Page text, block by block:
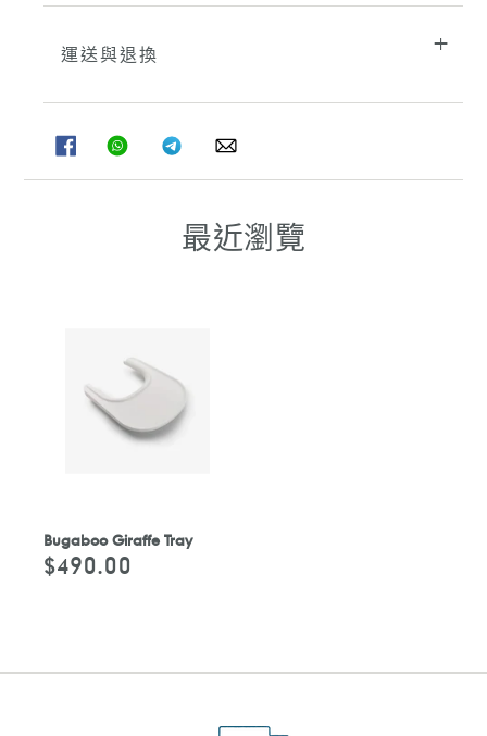
運送與退換
FACEBOOK
分
享
WHATSAPPTELEGRAM
分
享
WHATSAPP
最近瀏覽
Bugaboo Giraffe Tray
定
價
$490.00